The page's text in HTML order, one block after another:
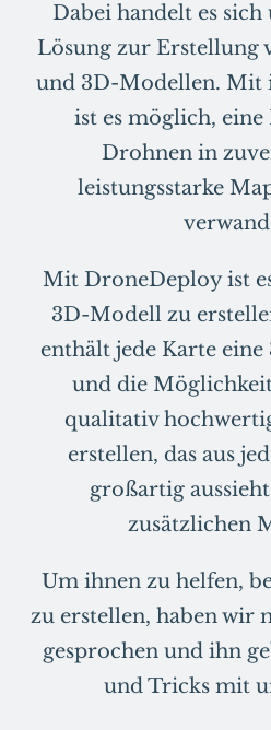
Dabei handelt es
Lösung zur
und 3D-Modellen. Mit
ist es möglich, eine
Drohnen in
leistungsstarke
Mit DroneDeploy ist
3D-Modell zu
enthält jede Karte
und die
qualitativ
erstellen, das aus
großartig
zusätzlichen
Um ihnen zu helfen,
zu erstellen, haben wir
gesprochen und ihn
und Tricks mit